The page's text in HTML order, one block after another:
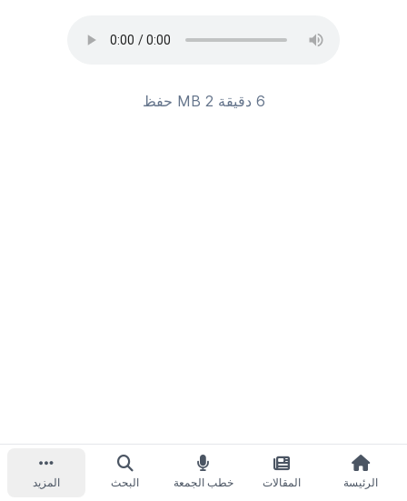
6 دقيقة 2 MB حفظ
الرئيسة المقالات خطب الجمعة البحث المزيد